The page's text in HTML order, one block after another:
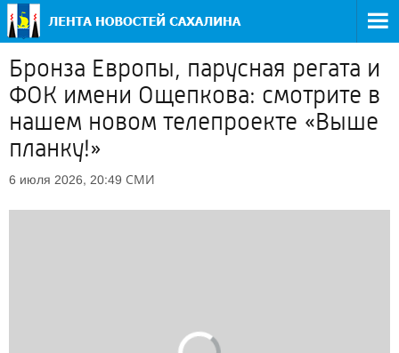
Бронза Европы, парусная регата и
ФОК имени Ощепкова: смотрите в
нашем новом телепроекте «Выше
планку!»
6 июля 2026, 20:49 СМИ